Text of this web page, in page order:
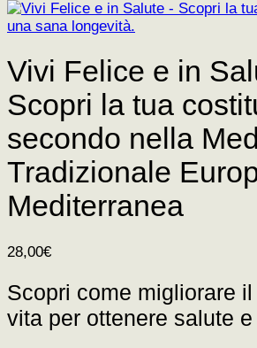
Vivi Felice e in
Scopri la tua
secondo nella
Tradizionale
Mediterranea
28,00€
Scopri come migliorare
vita per ottenere salute